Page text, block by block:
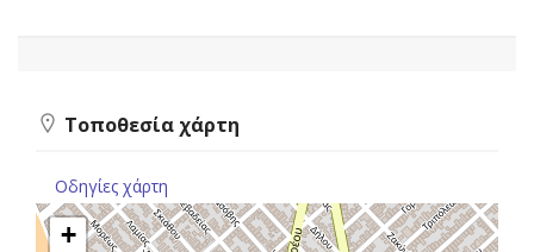
Τοποθεσία χάρτη
Οδηγίες χάρτη
+